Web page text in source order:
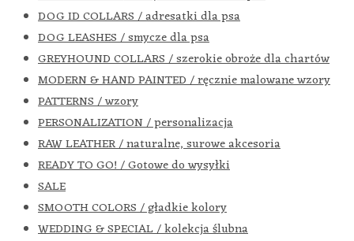
DOG ID COLLARS / adresatki dla psa
DOG LEASHES / smycze dla psa
GREYHOUND COLLARS / szerokie obroże dla chartów
MODERN & HAND PAINTED / ręcznie malowane wzory
PATTERNS / wzory
PERSONALIZATION / personalizacja
RAW LEATHER / naturalne, surowe akcesoria
READY TO GO! / Gotowe do wysyłki
SALE
SMOOTH COLORS / gładkie kolory
WEDDING & SPECIAL / kolekcja ślubna